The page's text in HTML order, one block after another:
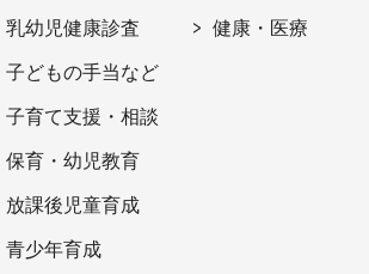
乳幼児健康診査
子どもの手当など
子育て支援・相談
保育・幼児教育
放課後児童育成
青少年育成
健康・医療